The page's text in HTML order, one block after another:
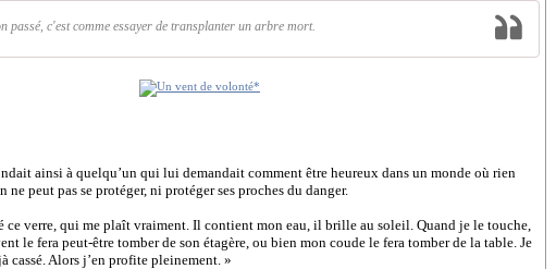
passé, c'est comme essayer de transplanter un arbre mort.
ainsi à quelqu’un qui lui demandait comment être heureux dans un monde où rien
ne peut pas se protéger, ni protéger ses proches du danger.
ce verre, qui me plaît vraiment. Il contient mon eau, il brille au soleil. Quand je le touche,
le fera peut-être tomber de son étagère, ou bien mon coude le fera tomber de la table. Je
cassé. Alors j’en profite pleinement. »